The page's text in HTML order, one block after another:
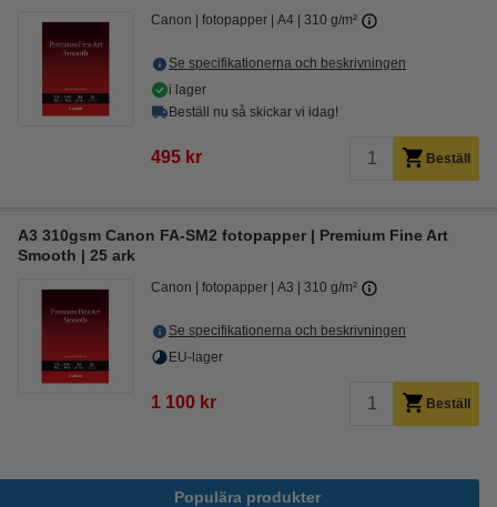
Canon fotopapper A4 310 g/m²
Se specifikationerna och beskrivningen
i lager
Beställ nu så skickar vi idag!
495 kr Beställ
A3 310gsm Canon FA-SM2 fotopapper | Premium Fine Art
Smooth | 25 ark
Canon fotopapper A3 310 g/m²
Se specifikationerna och beskrivningen
EU-lager
1 100 kr Beställ
Populära produkter